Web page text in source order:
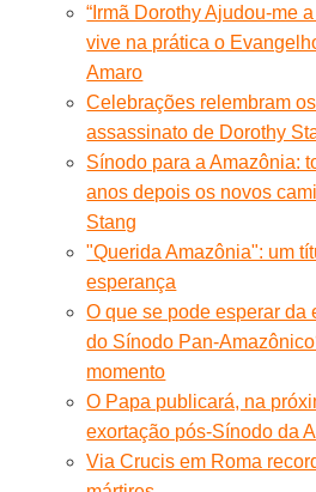
“Irmã Dorothy Ajudou-me
vive na prática o
Amaro
Celebrações relembram
assassinato de Dorothy
Sínodo para a Amazônia:
anos depois os novos
Stang
"Querida Amazônia": um
esperança
O que se pode esperar da
do Sínodo Pan-
momento
O Papa publicará, na
exortação pós-Sínodo da
Via Crucis em Roma